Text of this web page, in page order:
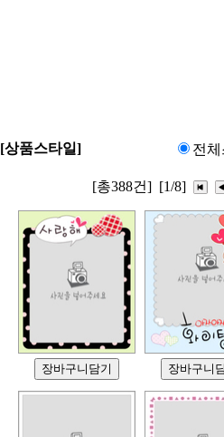
[상품스타일] 전
[총388건] [1/8]